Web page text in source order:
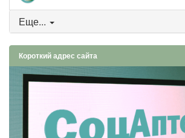
Еще...
Короткий адрес сайта